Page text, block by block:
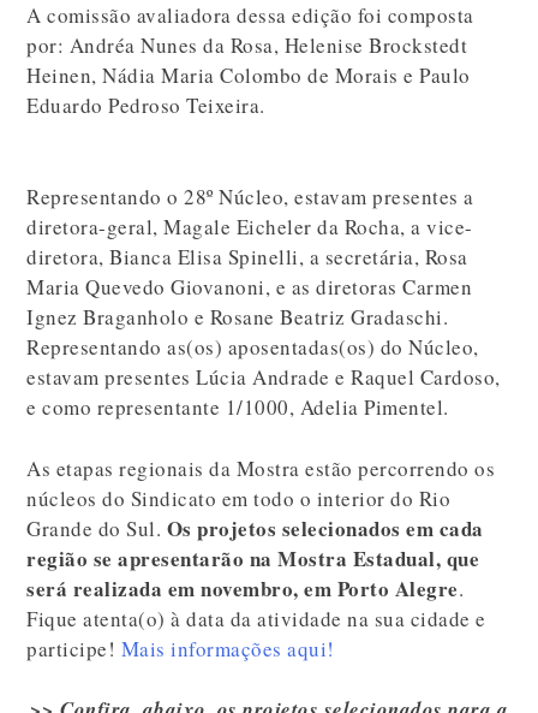
A comissão avaliadora dessa edição foi composta
por: Andréa Nunes da Rosa, Helenise Brockstedt
Heinen, Nádia Maria Colombo de Morais e Paulo
Eduardo Pedroso Teixeira.
Representando o 28º Núcleo, estavam presentes a
diretora-geral, Magale Eicheler da Rocha, a vice-
diretora, Bianca Elisa Spinelli, a secretária, Rosa
Maria Quevedo Giovanoni, e as diretoras Carmen
Ignez Braganholo e Rosane Beatriz Gradaschi.
Representando as(os) aposentadas(os) do Núcleo,
estavam presentes Lúcia Andrade e Raquel Cardoso,
e como representante 1/1000, Adelia Pimentel.
As etapas regionais da Mostra estão percorrendo os
núcleos do Sindicato em todo o interior do Rio
Grande do Sul. Os projetos selecionados em cada
região se apresentarão na Mostra Estadual, que
será realizada em novembro, em Porto Alegre.
Fique atenta(o) à data da atividade na sua cidade e
participe! Mais informações aqui!